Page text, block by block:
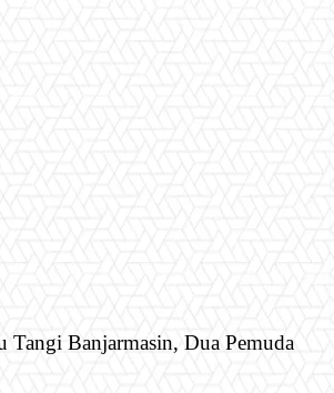
Tangi Banjarmasin, Dua Pemuda